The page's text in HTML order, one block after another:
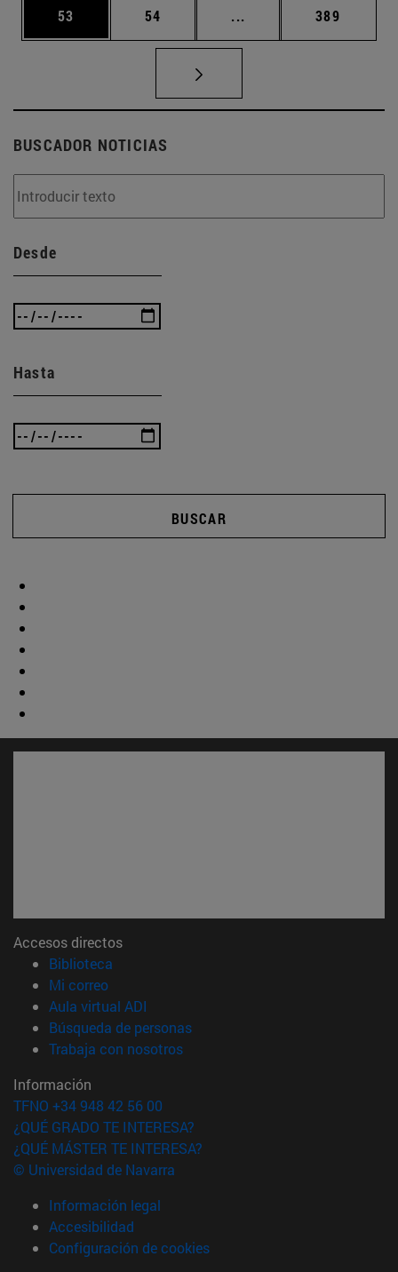
Página
53 Página
54 ... Páginas intermedias
Página
389
BUSCADOR NOTICIAS
Desde
Hasta
BUSCAR
Accesos directos
Biblioteca
Mi correo(abre en nueva ventana)
Aula virtual ADI
Búsqueda de personas(abre en nueva ventana)
Trabaja con nosotros(abre en nueva ventana)
Información
TFNO +34 948 42 56 00
¿QUÉ GRADO TE INTERESA?
¿QUÉ MÁSTER TE INTERESA?
© Universidad de Navarra
Información legal
Accesibilidad
Configuración de cookies